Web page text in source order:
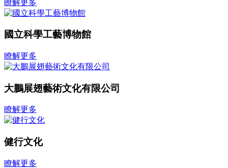
瞭解更多
國立科學工藝博物館
瞭解更多
大鵬展翅藝術文化有限公司
瞭解更多
健行文化
瞭解更多